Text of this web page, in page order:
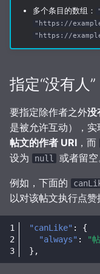
多个条目的数组：
"https://
"https://
指定“没有人”
要指定除作者之外没
是被允许互动），实
帖文的作者 URI ，而
设为
null 或者留空
例如，下面的
以对该帖文执行点赞
"canLike" :
{
"always" :
"
},